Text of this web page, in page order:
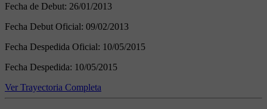
Fecha de Debut: 26/01/2013
Fecha Debut Oficial: 09/02/2013
Fecha Despedida Oficial: 10/05/2015
Fecha Despedida: 10/05/2015
Ver Trayectoria Completa